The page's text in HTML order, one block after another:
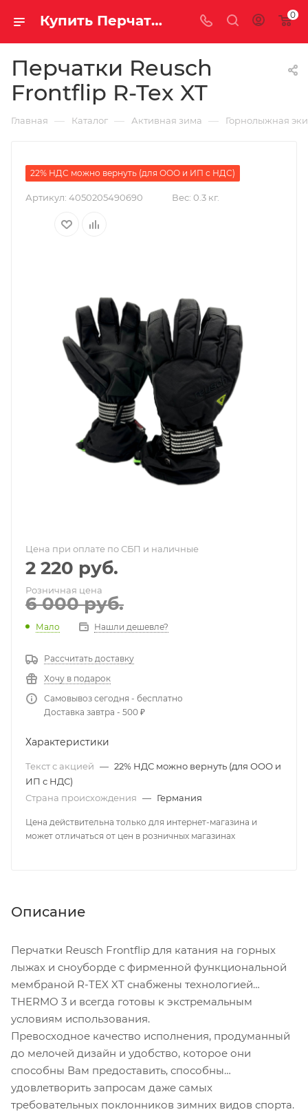
Купить Перчатки Reusch Frontflip R-Tex XT за рублей, а со скидкой 2 220 руб. 0
Перчатки Reusch
Frontflip R-Tex XT
Главная — Каталог — Активная зима — Горнолыжная
22% НДС можно вернуть (для ООО и ИП с НДС)
Артикул: 4050205490690 Вес: 0.3 кг.
Цена при оплате по СБП и наличные
2 220 руб.
Розничная цена
6 000руб.
Мало Нашли дешевле?
Рассчитать доставку
Хочу в подарок
Самовывоз сегодня - бесплатно
Доставка завтра - 500 ₽
Характеристики
Текст с акцией — 22% НДС можно вернуть (для ООО и
ИП с НДС)
Страна происхождения — Германия
Цена действительна только для интернет-магазина и
может отличаться от цен в розничных магазинах
Описание
Перчатки Reusch Frontflip для катания на горных
лыжах и сноуборде с фирменной функциональной
мембраной R-TEX XT снабжены технологией
THERMO 3 и всегда готовы к экстремальным
условиям использования.
Превосходное качество исполнения, продуманный
до мелочей дизайн и удобство, которое они
способны Вам предоставить, способны
удовлетворить запросам даже самых
требовательных поклонников зимних видов спорта.